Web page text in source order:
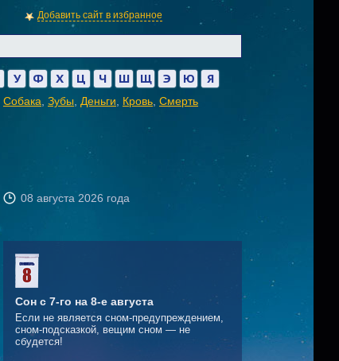
Добавить сайт в избранное
У Ф Х Ц Ч Ш Щ Э Ю Я
Собака Зубы Деньги Кровь Смерть
08 августа 2026 года
Сон с 7-го на 8-е августа
Если не является сном-предупреждением,
сном-подсказкой, вещим сном — не
сбудется!